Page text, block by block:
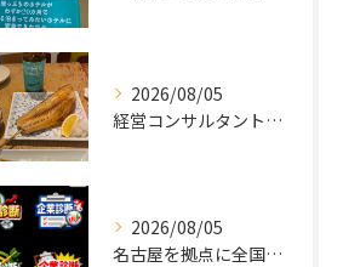
2026/08/05
経営コンサルタントのモーちゃん・毛利京申です。
2026/08/05
名古屋を拠点に全国で活動する 経営コンサルタントの 毛利京申...